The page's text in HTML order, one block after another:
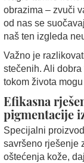
obrazima – zvuči
od nas se
naš ten izgleda
Važno je
stečenih. Ali
tokom života
Efikasna
pigmentacije
Specijalni
savršeno rješenje
oštećenja kože,